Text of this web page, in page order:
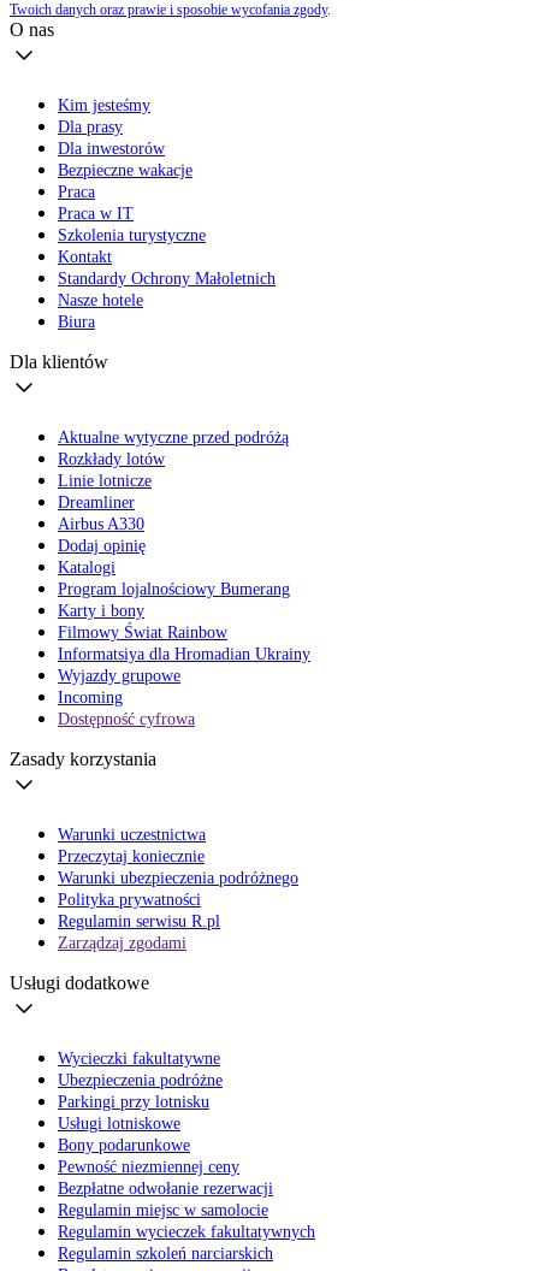
Twoich danych oraz prawie i sposobie wycofania zgody.
O nas
Kim jesteśmy
Dla prasy
Dla inwestorów
Bezpieczne wakacje
Praca
Praca w IT
Szkolenia turystyczne
Kontakt
Standardy Ochrony Małoletnich
Nasze hotele
Biura
Dla klientów
Aktualne wytyczne przed podróżą
Rozkłady lotów
Linie lotnicze
Dreamliner
Airbus A330
Dodaj opinię
Katalogi
Program lojalnościowy Bumerang
Karty i bony
Filmowy Świat Rainbow
Informatsiya dla Hromadian Ukrainy
Wyjazdy grupowe
Incoming
Dostępność cyfrowa
Zasady korzystania
Warunki uczestnictwa
Przeczytaj koniecznie
Warunki ubezpieczenia podróżnego
Polityka prywatności
Regulamin serwisu R.pl
Zarządzaj zgodami
Usługi dodatkowe
Wycieczki fakultatywne
Ubezpieczenia podróżne
Parkingi przy lotnisku
Usługi lotniskowe
Bony podarunkowe
Pewność niezmiennej ceny
Bezpłatne odwołanie rezerwacji
Regulamin miejsc w samolocie
Regulamin wycieczek fakultatywnych
Regulamin szkoleń narciarskich